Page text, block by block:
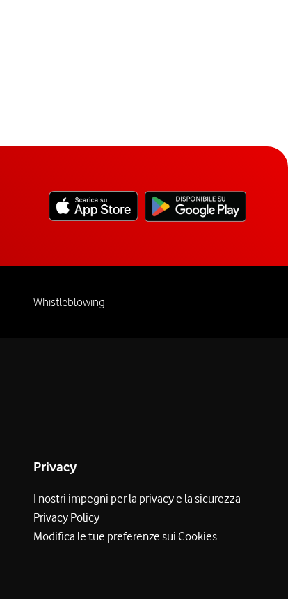
Whistleblowing
Privacy
I nostri impegni per la privacy e la sicurezza
Privacy Policy
Modifica le tue preferenze sui Cookies